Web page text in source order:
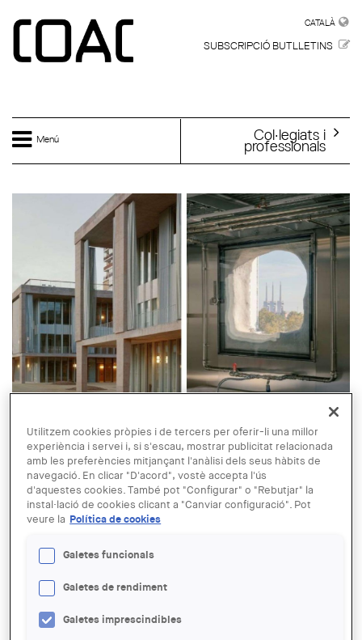
CATALÀ
SUBSCRIPCIÓ BUTLLETINS
Menú Col·legiats i
professionals
© COAC Lleida
04 JUN
Conferència: Premis FAD
d'Arquitectura i Interiorisme 2025
ENTITAT ORGANITZADORA:
COAC
LLOC:
Lleida
Utilitzem cookies pròpies i de tercers per oferir-li una millor
experiència i servei i, si s'escau, mostrar publicitat relacionada
amb les preferències mitjançant l'anàlisi dels seus hàbits de
navegació. En clicar "D'acord", vostè accepta l'ús
d'aquestes cookies. També pot "Configurar" o "Rebutjar" la
instal·lació de cookies clicant a "Canviar configuració". Pot
veure la Política de cookies
Galetes funcionals
Galetes de rendiment
Galetes imprescindibles